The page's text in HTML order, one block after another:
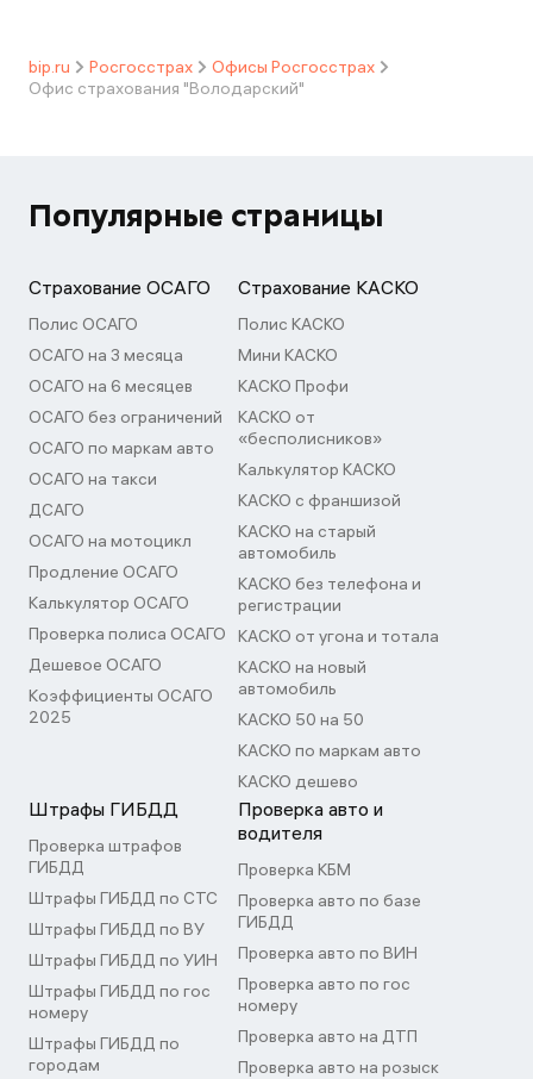
bip.ru Росгосстрах
Офисы Росгосстрах
Офис страхования "Володарский"
Популярные страницы
Страхование ОСАГО
Полис ОСАГО
ОСАГО на 3 месяца
ОСАГО на 6 месяцев
ОСАГО без ограничений
ОСАГО по маркам авто
ОСАГО на такси
ДСАГО
ОСАГО на мотоцикл
Продление ОСАГО
Калькулятор ОСАГО
Проверка полиса ОСАГО
Дешевое ОСАГО
Коэффициенты ОСАГО
2025
Страхование КАСКО
Полис КАСКО
Мини КАСКО
КАСКО Профи
КАСКО от
«бесполисников»
Калькулятор КАСКО
КАСКО с франшизой
КАСКО на старый
автомобиль
КАСКО без телефона и
регистрации
КАСКО от угона и тотала
КАСКО на новый
автомобиль
КАСКО 50 на 50
КАСКО по маркам авто
КАСКО дешево
Штрафы ГИБДД
Проверка штрафов
ГИБДД
Штрафы ГИБДД по СТС
Штрафы ГИБДД по ВУ
Штрафы ГИБДД по УИН
Штрафы ГИБДД по гос
номеру
Штрафы ГИБДД по
городам
Проверка авто и
водителя
Проверка КБМ
Проверка авто по базе
ГИБДД
Проверка авто по ВИН
Проверка авто по гос
номеру
Проверка авто на ДТП
Проверка авто на розыск